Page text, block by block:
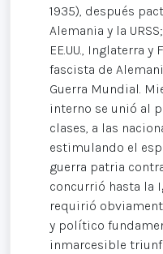
1935), después
Alemania y la
EE.UU., Inglaterra
fascista de
Guerra Mundial.
interno se unió al
clases, a las
estimulando el
guerra patria
concurrió hasta la
requirió
y político
inmarcesible